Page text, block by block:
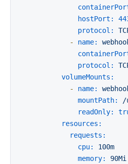
hostPort:
protocol:
-
name:
protocol:
volumeMounts:
-
name:
mountPath:
/
readOnly:
resources:
requests:
cpu:
100m
memory:
90Mi